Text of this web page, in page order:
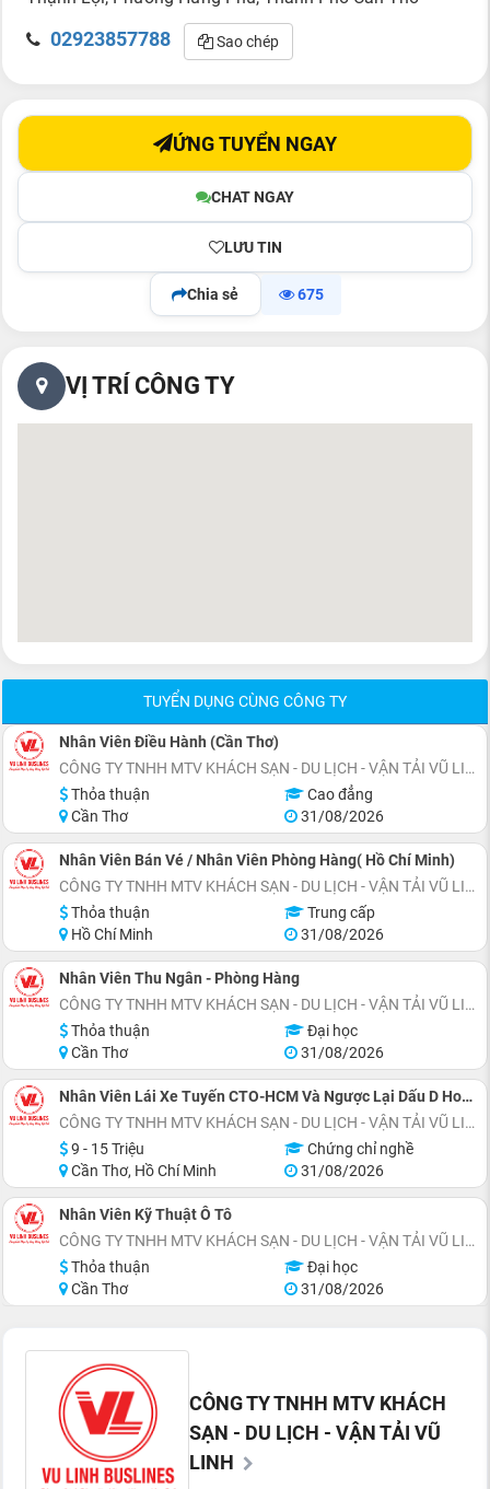
02923857788 Sao chép
CHAT NGAY
LƯU TIN
ỨNG TUYỂN NGAY
Chia sẻ 675
VỊ TRÍ CÔNG TY
TUYỂN DỤNG CÙNG CÔNG TY
Nhân Viên Điều Hành (Cần Thơ)
CÔNG TY TNHH MTV KHÁCH SẠN - DU LỊCH - VẬN TẢI VŨ LINH
Thỏa thuận
Cao đẳng
Cần Thơ
31/08/2026
Nhân Viên Bán Vé / Nhân Viên Phòng Hàng( Hồ Chí Minh)
CÔNG TY TNHH MTV KHÁCH SẠN - DU LỊCH - VẬN TẢI VŨ LINH
Thỏa thuận
Trung cấp
Hồ Chí Minh
31/08/2026
Nhân Viên Thu Ngân - Phòng Hàng
CÔNG TY TNHH MTV KHÁCH SẠN - DU LỊCH - VẬN TẢI VŨ LINH
Thỏa thuận
Đại học
Cần Thơ
31/08/2026
Nhân Viên Lái Xe Tuyến CTO-HCM Và Ngược Lại Dấu D Hoặc Dấu E
CÔNG TY TNHH MTV KHÁCH SẠN - DU LỊCH - VẬN TẢI VŨ LINH
9 - 15 Triệu
Chứng chỉ nghề
Cần Thơ, Hồ Chí Minh
31/08/2026
Nhân Viên Kỹ Thuật Ô Tô
CÔNG TY TNHH MTV KHÁCH SẠN - DU LỊCH - VẬN TẢI VŨ LINH
Thỏa thuận
Đại học
Cần Thơ
31/08/2026
CÔNG TY TNHH MTV KHÁCH
SẠN - DU LỊCH - VẬN TẢI VŨ
LINH